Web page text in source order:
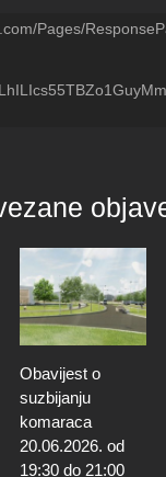
Pages/
Obavijest o
suzbijanju
komaraca
20.06.2026. od
19:30 do 21:00